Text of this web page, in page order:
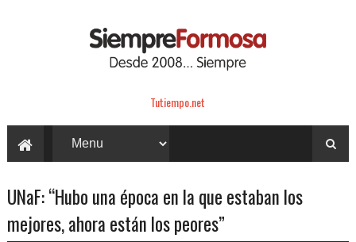
Tutiempo.net
UNaF: “Hubo una época en la que estaban los
mejores, ahora están los peores”